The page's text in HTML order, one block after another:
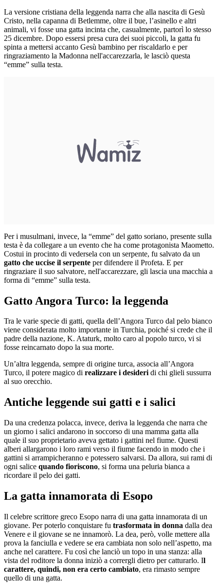
La versione cristiana della leggenda narra che alla nascita di Gesù
Cristo, nella capanna di Betlemme, oltre il bue, l’asinello e altri
animali, vi fosse una gatta incinta che, casualmente, partorì lo stesso
25 dicembre. Dopo essersi presa cura dei suoi piccoli, la gatta fu
spinta a mettersi accanto Gesù bambino per riscaldarlo e per
ringraziamento la Madonna nell'accarezzarla, le lasciò questa
“emme” sulla testa.
Per i musulmani, invece, la “emme” del gatto soriano, presente sulla
testa è da collegare a un evento che ha come protagonista Maometto.
Costui in procinto di vedersela con un serpente, fu salvato da un
gatto che uccise il serpente per difendere il Profeta. E per
ringraziare il suo salvatore, nell'accarezzare, gli lascia una macchia a
forma di “emme” sulla testa.
Gatto Angora Turco: la leggenda
Tra le varie specie di gatti, quella dell’Angora Turco dal pelo bianco
viene considerata molto importante in Turchia, poiché si crede che il
padre della nazione, K. Ataturk, molto caro al popolo turco, vi si
fosse reincarnato dopo la sua morte.
Un’altra leggenda, sempre di origine turca, associa all’Angora
Turco, il potere magico di realizzare i desideridi chi glieli sussurra
al suo orecchio.
Antiche leggende sui gatti e i salici
Da una credenza polacca, invece, deriva la leggenda che narra che
un giorno i salici andarono in soccorso di una mamma gatta alla
quale il suo proprietario aveva gettato i gattini nel fiume. Questi
alberi allargarono i loro rami verso il fiume facendo in modo che i
gattini si arrampicheranno e potessero salvarsi. Da allora, sui rami di
ogni salice quando fioriscono, si forma una peluria bianca a
ricordare il pelo dei gatti.
La gatta innamorata di Esopo
Il celebre scrittore greco Esopo narra di una gatta innamorata di un
giovane. Per poterlo conquistare fu trasformata in donna dalla dea
Venere e il giovane se ne innamorò. La dea, però, volle mettere alla
prova la fanciulla e vedere se era cambiata non solo nell’aspetto, ma
anche nel carattere. Fu così che lanciò un topo in una stanza: alla
vista del roditore la donna iniziò a corrergli dietro per catturarlo. Il
carattere, quindi, non era certo cambiato, era rimasto sempre
quello di una gatta.